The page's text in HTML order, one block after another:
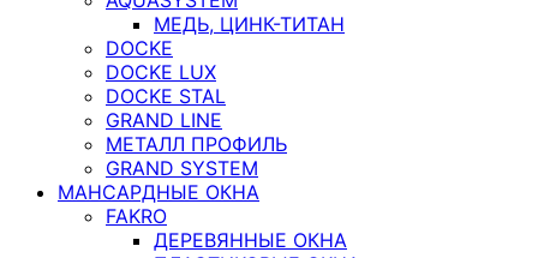
МЕДЬ, ЦИНК-ТИТАН
DOCKE
DOCKE LUX
DOCKE STAL
GRAND LINE
МЕТАЛЛ ПРОФИЛЬ
GRAND SYSTEM
МАНСАРДНЫЕ ОКНА
FAKRO
ДЕРЕВЯННЫЕ ОКНА